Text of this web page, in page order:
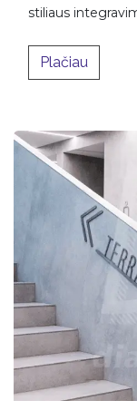
stiliaus
​​Plačiau